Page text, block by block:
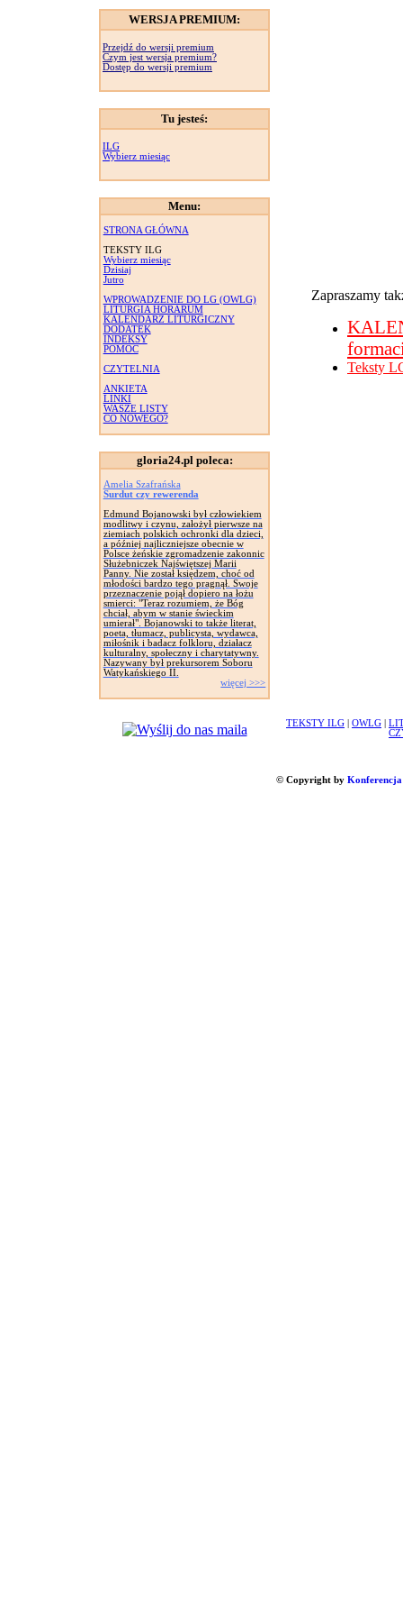
WERSJA PREMIUM:
Przejdź do wersji premium
Czym jest wersja premium?
Dostęp do wersji premium
Tu jesteś:
ILG
Wybierz miesiąc
Menu:
STRONA GŁÓWNA
TEKSTY ILG
Wybierz miesiąc
Dzisiaj
Jutro
WPROWADZENIE DO LG (OWLG)
LITURGIA HORARUM
KALENDARZ LITURGICZNY
DODATEK
INDEKSY
POMOC
CZYTELNIA
ANKIETA
LINKI
WASZE LISTY
CO NOWEGO?
gloria24.pl poleca:
Amelia Szafrańska
Surdut czy rewerenda
Edmund Bojanowski był człowiekiem
modlitwy i czynu, założył pierwsze na
ziemiach polskich ochronki dla dzieci,
a później najliczniejsze obecnie w
Polsce żeńskie zgromadzenie zakonnic
Służebniczek Najświętszej Marii
Panny. Nie został księdzem, choć od
młodości bardzo tego pragnął. Swoje
przeznaczenie pojął dopiero na łożu
smierci: "Teraz rozumiem, że Bóg
chciał, abym w stanie świeckim
umierał". Bojanowski to także literat,
poeta, tłumacz, publicysta, wydawca,
miłośnik i badacz folkloru, działacz
kulturalny, społeczny i charytatywny.
Nazywany był prekursorem Soboru
Watykańskiego II.
więcej >>>
Zapraszamy
Teksty
TEKSTY ILG OWLG
© Copyright by Konferencja